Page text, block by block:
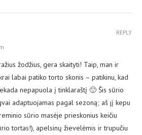
žodžius, gera skaityti! Taip, man ir
labai patiko torto skonis – patikinu, kad
nepapuola į tinklaraštį 🙂 Šis sūrio
adaptuojamas pagal sezoną; aš jį kepu
sūrio masėje prieskonius keičiu
tortas!), apelsinų žievelėmis ir trupučiu
REPLY